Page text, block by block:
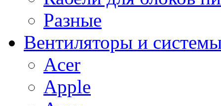
Разные
Вентиляторы и
Acer
Apple